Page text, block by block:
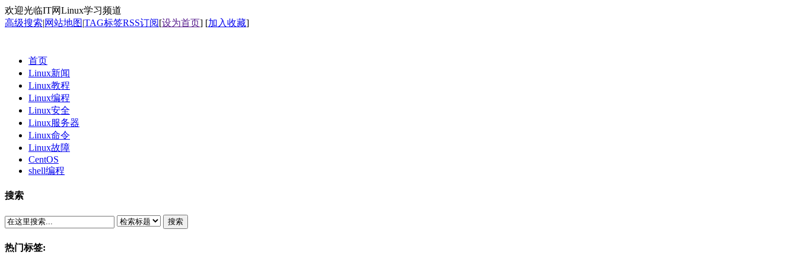
欢迎光临IT网Linux学习频道
高级搜索|网站地图|TAG标签RSS订阅[设为首页] [加入收藏]
首页
Linux新闻
Linux教程
Linux编程
Linux安全
Linux服务器
Linux命令
Linux故障
CentOS
shell编程
搜索
搜索
热门标签: